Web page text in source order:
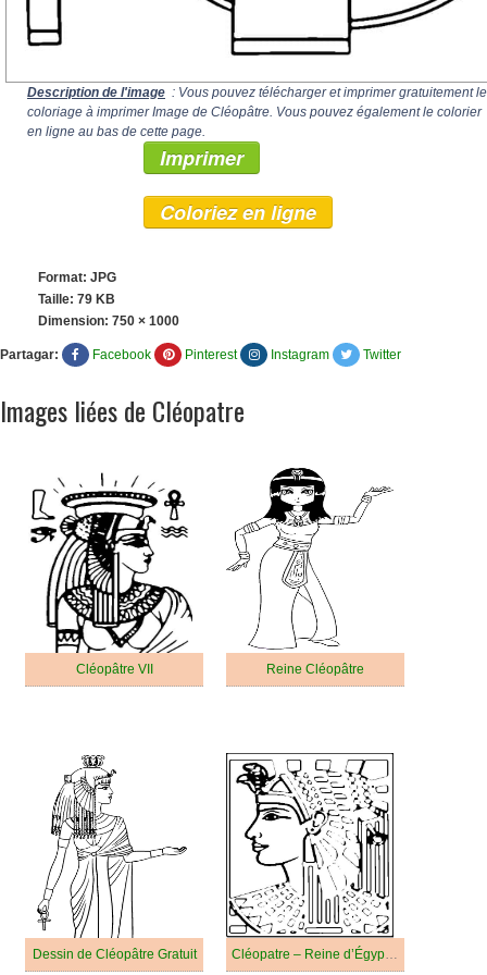
Description de l'image : Vous pouvez télécharger et imprimer gratuitement le
coloriage à imprimer Image de Cléopâtre. Vous pouvez également le colorier
en ligne au bas de cette page.
Imprimer
Coloriez en ligne
Format: JPG
Taille: 79 KB
Dimension: 750 × 1000
Partagar: Facebook Pinterest Instagram Twitter
Images liées de Cléopatre
Cléopâtre VII Reine Cléopâtre
Dessin de Cléopâtre Gratuit Cléopatre – Reine d’Égypte Antique